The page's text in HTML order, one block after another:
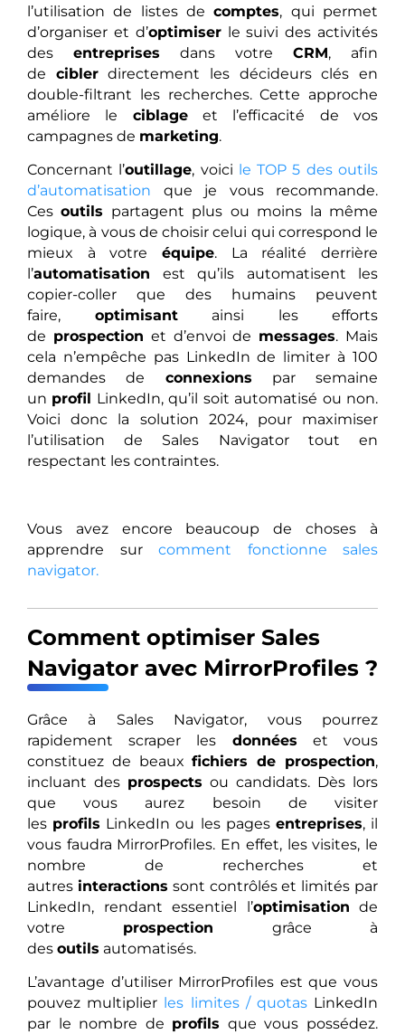
l’utilisation de listes decomptes, qui permet
d’organiser et d’optimiserle suivi des activités
des entreprises dans votre CRM, afin
de ciblerdirectement les décideurs clés en
double-filtrant les recherches. Cette approche
améliore le ciblageet l’efficacité de vos
campagnes de marketing.
Concernant l’outillage, voici le TOP 5 des outils
d’automatisation que je vous recommande.
Cesoutils partagent plus ou moins la même
logique, à vous de choisir celui qui correspond le
mieux à votre équipe. La réalité derrière
l’automatisation est qu’ils automatisent les
copier-coller que des humains peuvent
faire, optimisantainsi les efforts
de prospection et d’envoi de messages. Mais
cela n’empêche pas LinkedIn de limiter à 100
demandes de connexions par semaine
un profil LinkedIn, qu’il soit automatisé ou non.
Voici donc la solution 2024, pour maximiser
l’utilisation de Sales Navigator tout en
respectant les contraintes.
Vous avez encore beaucoup de choses à
apprendre sur comment fonctionne sales
navigator.
Comment optimiser Sales
Navigator avec MirrorProfiles ?
Grâce à Sales Navigator, vous pourrez
rapidement scraper les données et vous
constituez de beauxfichiers de prospection,
incluant des prospects ou candidats. Dès lors
que vous aurez besoin de visiter
les profils LinkedIn ou les pages entreprises, il
vous faudra MirrorProfiles. En effet, les visites, le
nombre de recherches et
autres interactions sont contrôlés et limités par
LinkedIn, rendant essentiel l’optimisation de
votre prospection grâce à
des outils automatisés.
L’avantage d’utiliser MirrorProfiles est que vous
pouvez multiplier les limites / quotasLinkedIn
par le nombre de profils que vous possédez.